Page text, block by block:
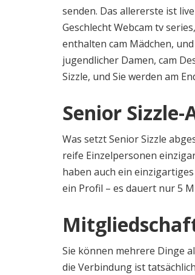
senden. Das allererste ist
Geschlecht Webcam tv
enthalten cam Mädchen,
jugendlicher Damen, cam
Sizzle, und Sie werden am
Senior
Was setzt Senior Sizzle
reife Einzelpersonen
haben auch ein
ein Profil – es dauert nur 5
Sie können mehrere Dinge
die Verbindung ist